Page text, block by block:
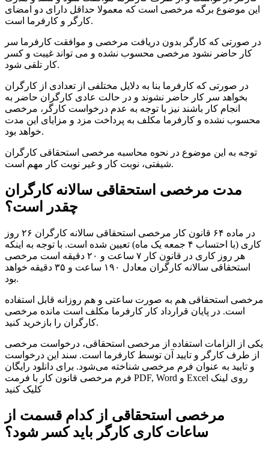
این موضوع برگه مرخصی است که معمولا حداقل دارای دو امضای
کارگر و کارفرما است.
در صورتی که کارگر بدون دریافت مرخصی و موافقت کارفرما سر
کار حاضر نشود مرخصی محسوب نشده و می تواند غیبت و کسر
کار تلقی شود.
در صورتی که کارفرما بنا به دلایل مختلفی از تعدادی از کارگران
بخواهد سر کار حاضر نشوند و در حالت عادی کارگران حاضر به
انجام کار باشند نیز با توجه به عدم درخواست کارگر، مرخصی
محسوب نشده و کارفرما مکلف به پرداخت مزد و مزایای این مدت
خواهد بود.
توجه به این موضوع در نحوه محاسبه مرخصی استحقاقی کارگران
شیفتی، نوبت کار و غیر نوبت کار مهم است.
مدت مرخصی استحقاقی سالانه کارگران
چقدر است؟
در ماده ۶۴ قانون کار مرخصی استحقاقی سالانه کارگران ۲۶ روز
کاری (با احتساب ۴ جمعه یک ماه) تعیین شده است. با توجه به اینکه
هر روز کاری در قانون کار ۷ ساعت و ۲۰ دقیقه است مرخصی
استحقاقی سالانه کارگران معادل ۱۹۰ ساعت و ۳۵ دقیقه خواهد
بود.
مرخصی استحقاقی هم به صورت ساعتی و هم روزانه قابل استفاده
است. در پایان قرارداد کار کارفرما مکلف است مانده مرخصی
کارگران را بازخرید کنید.
یکی از الزامات استفاده از مرخصی استحقاقی، درخواست مرخصی
از طرف کارگر و تایید آن توسط کارفرما است. سند این درخواست
و تایید به عنوان فرم مرخصی شناخته می‌شود. برای دانلود رایگان
فرم مرخصی قانون کار با فرمت PDF, Word و Excel روی لینک
کلیک کنید
مرخصی استحقاقی از کدام قسمت از
ساعات کاری کارگر باید کسر شود؟